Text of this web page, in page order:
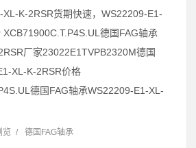
K-2RSR货期快速，WS22209-E1-
德国FAG轴承
厂家23022E1TVPB2320M德国
XL-K-2RSR价格
德国FAG轴承WS22209-E1-XL-
览 / 德国FAG轴承